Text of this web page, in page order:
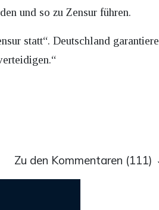
und so zu Zensur führen.
statt“. Deutschland garantiere
Zu den Kommentaren (111)